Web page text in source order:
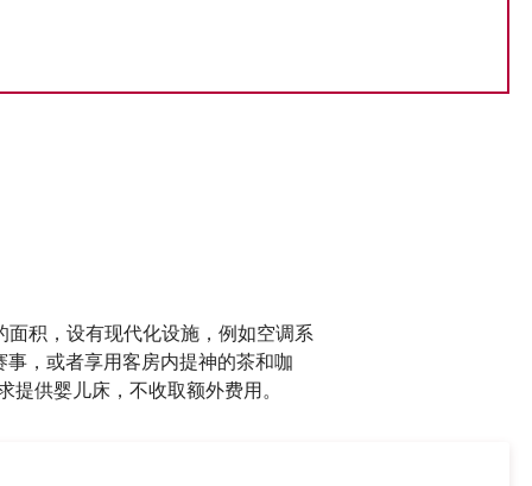
积，设有现代化设施，例如空调系
，或者享用客房内提神的茶和咖
供婴儿床，不收取额外费用。